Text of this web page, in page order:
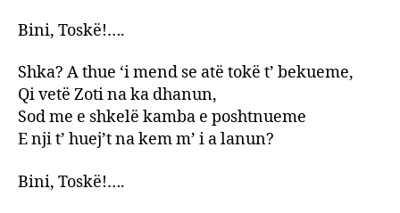
Bini, Toskë!….
Shka? A thue ‘i mend se atë tokë t’ bekueme,
Qi vetë Zoti na ka dhanun,
Sod me e shkelë kamba e poshtnueme
E nji t’ huej’t na kem m’ i a lanun?
Bini, Toskë!….